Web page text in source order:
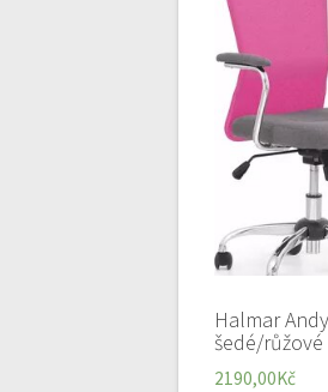
Halmar Andy
šedé/růžové
2190,00Kč